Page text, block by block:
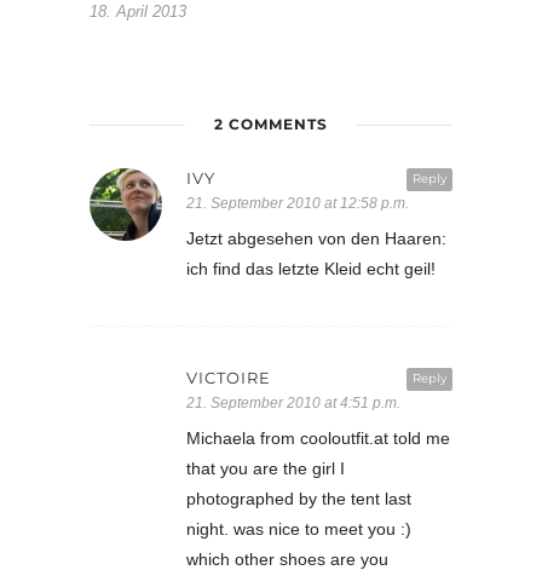
18. April 2013
2 COMMENTS
Reply
IVY
21. September 2010 at 12:58 p.m.
Jetzt abgesehen von den Haaren:
ich find das letzte Kleid echt geil!
Reply
VICTOIRE
21. September 2010 at 4:51 p.m.
Michaela from cooloutfit.at told me
that you are the girl I
photographed by the tent last
night. was nice to meet you :)
which other shoes are you